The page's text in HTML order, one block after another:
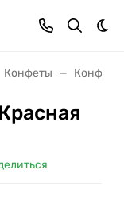
Конфеты